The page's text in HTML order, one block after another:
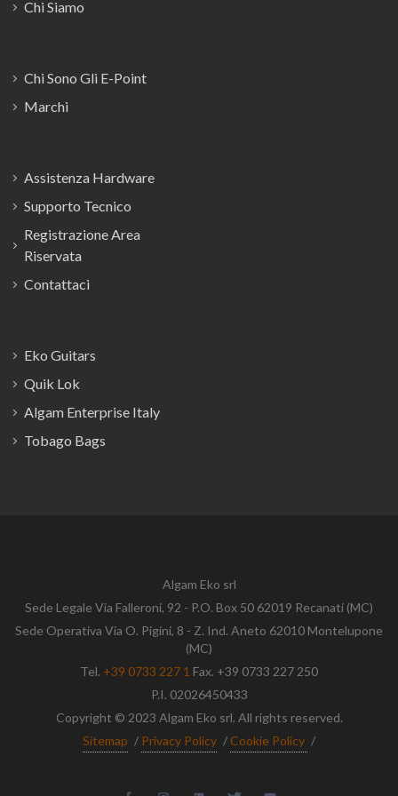
Chi Siamo
Chi Sono Gli E-Point
Marchi
Assistenza Hardware
Supporto Tecnico
Registrazione Area
Riservata
Contattaci
Eko Guitars
Quik Lok
Algam Enterprise Italy
Tobago Bags
Algam Eko srl
Sede Legale Via Falleroni, 92 - P.O. Box 50 62019 Recanati (MC)
Sede Operativa Via O. Pigini, 8 - Z. Ind. Aneto 62010 Montelupone
(MC)
Tel. +39 0733 227 1 Fax. +39 0733 227 250
P.I. 02026450433
Copyright © 2023 Algam Eko srl. All rights reserved.
Sitemap / Privacy Policy / Cookie Policy /